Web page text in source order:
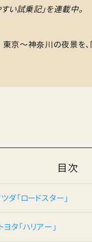
い試乗記」を連載中。
東京〜神奈川の夜景を、
目次
「ロードスター」
タ「ハリアー」